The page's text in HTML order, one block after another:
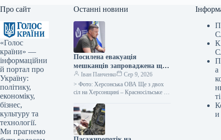
Про сайт
«Голос
країни» —
інформаційни
й портал про
Україну:
політику,
економіку,
бізнес,
культуру та
технології.
Ми прагнемо
Останні новини
Посилена евакуація
мешканців запроваджена ще
в двох населених пунктах
Бериславщини на
Херсонщині.
Іван Панченко
Сер 9, 2026
> Фото: Херсонська ОВА Ще з двох
сіл на Херсонщині – Красносільське та
оголошено…
а
ті
и